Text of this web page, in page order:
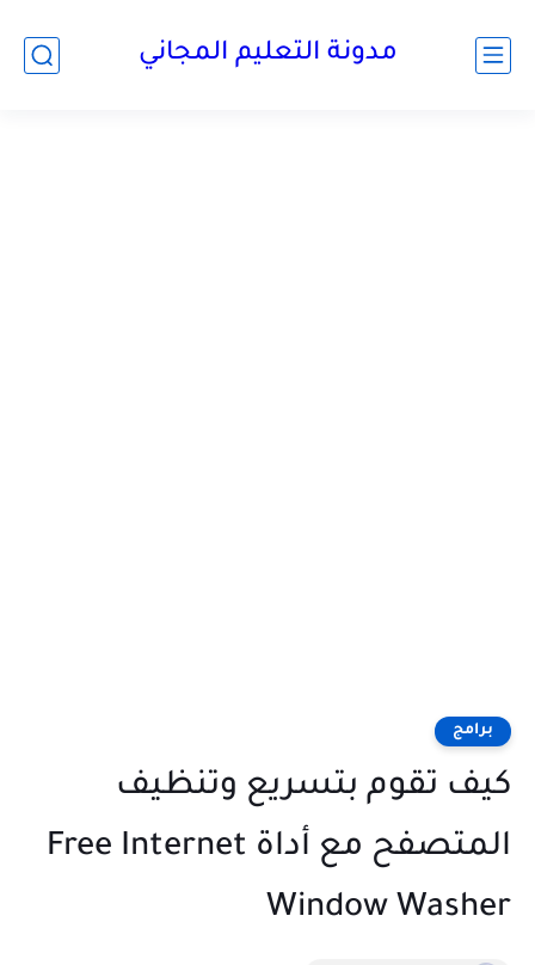
مدونة التعليم المجاني
برامج
كيف تقوم بتسريع وتنظيف
المتصفح مع أداة Free Internet
Window Washer